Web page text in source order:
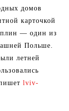
домов
карточкой
— один из
Польше.
летней
lviv-